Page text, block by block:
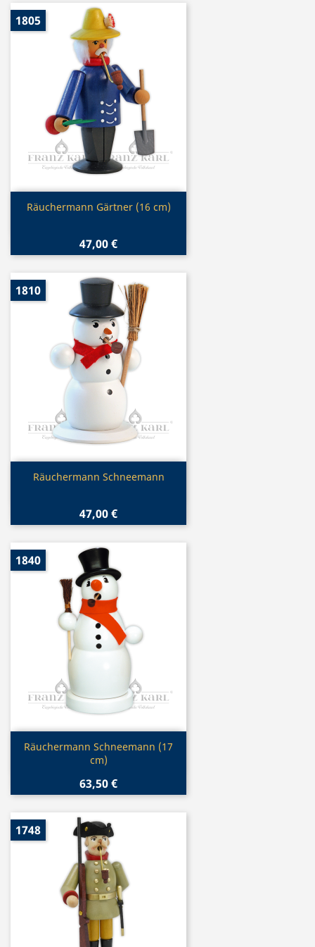
Vorschau
Räuchermann Gärtner (16 cm)
47,00 €
1805
Vorschau
Räuchermann Schneemann
47,00 €
1810
Vorschau
Räuchermann Schneemann (17
cm)
63,50 €
1840
1748